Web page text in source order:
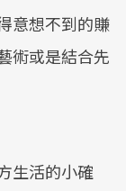
意想不到的賺
術或是結合先
生活的小確